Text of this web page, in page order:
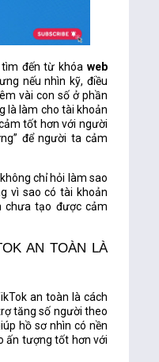
tìm đến từ khóaweb
nếu nhìn kỹ, điều
vài con số ở phần
là làm cho tài khoản
tốt hơn với người
để người ta cảm
chỉ hỏi làm sao
vì sao có tài khoản
chưa tạo được cảm
AN TOÀN LÀ
an toàn là cách
tăng số người theo
hồ sơ nhìn có nền
ấn tượng tốt hơn với